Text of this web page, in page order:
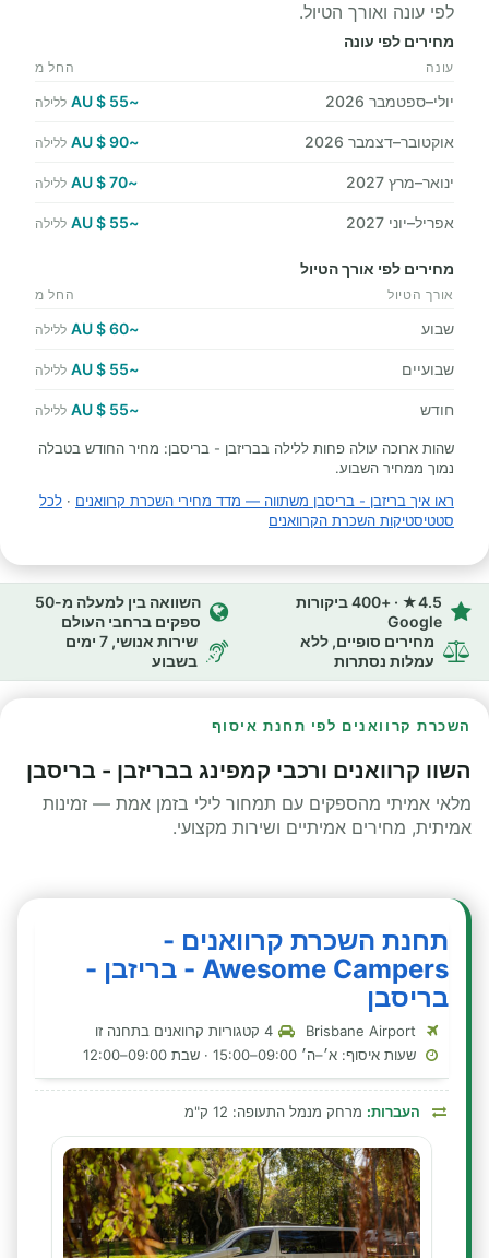
לפי עונה ואורך הטיול.
מחירים לפי עונה
עונה החל מ
יולי–ספטמבר 2026 ~55 $ AU ללילה
אוקטובר–דצמבר 2026 ~90 $ AU ללילה
ינואר–מרץ 2027 ~70 $ AU ללילה
אפריל–יוני 2027 ~55 $ AU ללילה
מחירים לפי אורך הטיול
אורך הטיול החל מ
שבוע ~60 $ AU ללילה
שבועיים ~55 $ AU ללילה
חודש ~55 $ AU ללילה
שהות ארוכה עולה פחות ללילה בבריזבן - בריסבן: מחיר החודש בטבלה
נמוך ממחיר השבוע.
ראו איך בריזבן - בריסבן משתווה — מדד מחירי השכרת קרוואנים · לכל
סטטיסטיקות השכרת הקרוואנים
4.5★ · +400 ביקורות
Google
השוואה בין למעלה מ-50
ספקים ברחבי העולם
מחירים סופיים, ללא
עמלות נסתרות
שירות אנושי, 7 ימים
בשבוע
השכרת קרוואנים לפי תחנת איסוף
השוו קרוואנים ורכבי קמפינג בבריזבן - בריסבן
מלאי אמיתי מהספקים עם תמחור לילי בזמן אמת — זמינות
אמיתית, מחירים אמיתיים ושירות מקצועי.
תחנת השכרת קרוואנים -
Awesome Campers - בריזבן -
בריסבן
שעות איסוף: א׳–ה׳ 09:00–15:00 · שבת 09:00–12:00
העברות: מרחק מנמל התעופה: 12 ק"מ